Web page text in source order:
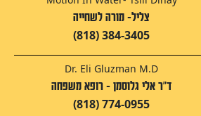
צליל- מורה לשחייה
(818) 384-3405
Dr. Eli Gluzman M.D
ד"ר אלי גלוסמן - רופא משפחה
(818) 774-0955